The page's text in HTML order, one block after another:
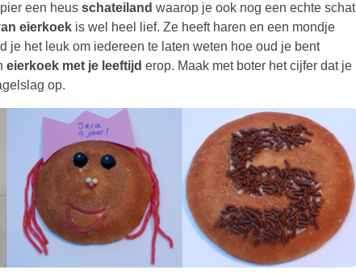
een heus schateiland waarop je ook nog een echte schat
eierkoek is wel heel lief. Ze heeft haren en een mondje
je het leuk om iedereen te laten weten hoe oud je bent
eierkoek met je leeftijd erop. Maak met boter het cijfer dat je
op.